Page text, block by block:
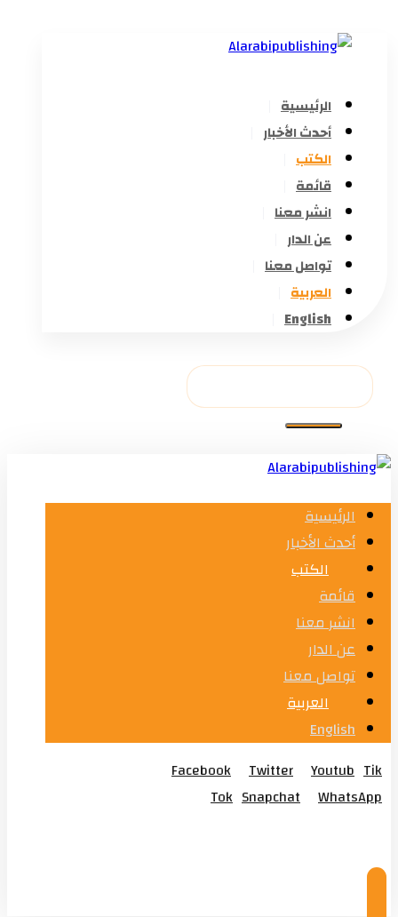
الرئيسية
أحدث الأخبار
الكتب
قائمة
انشر معنا
عن الدار
تواصل معنا
العربية
English
الرئيسية
أحدث الأخبار
الكتب
قائمة
انشر معنا
عن الدار
تواصل معنا
العربية
English
Facebook
Twitter Youtub Tik
Tok Snapchat
WhatsApp